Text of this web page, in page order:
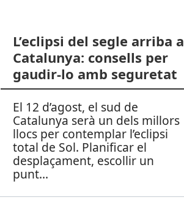
L’eclipsi del segle arriba a
Catalunya: consells per
gaudir-lo amb seguretat
El 12 d’agost, el sud de
Catalunya serà un dels millors
llocs per contemplar l’eclipsi
total de Sol. Planificar el
desplaçament, escollir un
punt...